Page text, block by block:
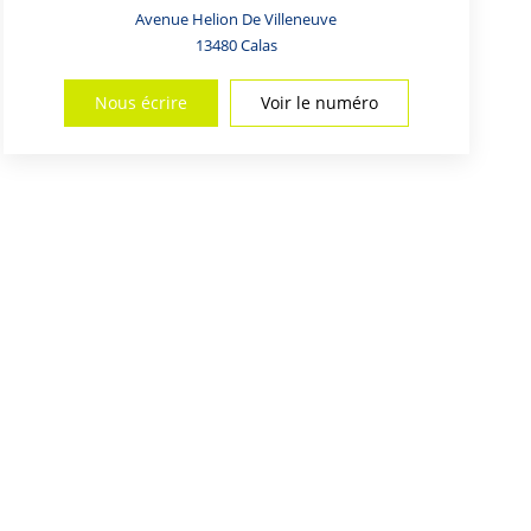
Avenue Helion De Villeneuve
13480Calas
Nous écrire Voir le numéro